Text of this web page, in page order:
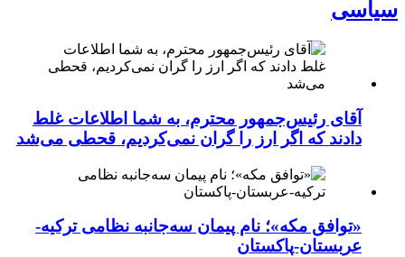
سیاسی
آقای رئیس‌جمهور محترم، به شما اطلاعات غلط
دادند که اگر ارز را گران نمی‌کردیم، قحطی می‌شد
«توافق مکه»؛ نام پیمان سه‌جانبه نظامی ترکیه-
عربستان-پاکستان